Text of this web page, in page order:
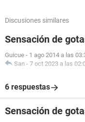
Discusiones similares
Sensación de
Guicue - 1 ago 2014 a las
San - 7 oct 2023 a las
6 respuestas
Sensación de